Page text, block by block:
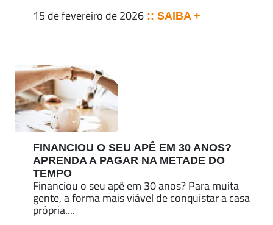
15 de fevereiro de 2026 :: SAIBA +
FINANCIOU O SEU APÊ EM 30 ANOS?
APRENDA A PAGAR NA METADE DO
TEMPO
Financiou o seu apê em 30 anos? Para muita
gente, a forma mais viável de conquistar a casa
própria....